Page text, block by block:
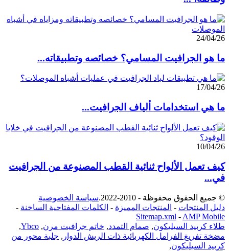
24/04/26
ما هو الجرافيت المسامي؟ خصائصه وتطبيقاته...
17/04/26
ما هي استخدامات ألياف الجرافيت...
10/04/26
كيف تعمل الألواح ثنائية القطب المصنوعة من الجرافيت
في...
© جميع الحقوق محفوظة - 2010-2022.
سياسة الخصوصية
دليل المنتجات - المنتجات المميزة - الكلمات المفتاحية الساخنة -
Sitemap.xml - AMP Mobile
طلاء كربيد السيليكون, صمام التمدد, خاتم جرافيت مرن,
Ybco
,
مضخة تفريغ الفرامل الكهربائية ذات الريش الدوار , جلبة محور من
كربيد السيليكون,